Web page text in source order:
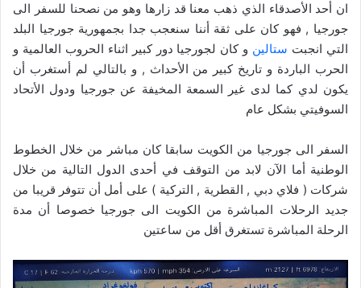
ان أحد الأصدقاء الذي ذهب معنا قد زارها وهو من نصحنا للسفر الى
جورجيا , فهو كان على ثقة أننا سنعجب جدا بجمهورية جورجيا البلد
التي انجبت ستالين و كان لجورجيا دور كبير اثناء الحروب العالمية و
الحرب الباردة و تاريخ كبير من الأحداث , و بالتالي لم أستغرب أن
يكون لدي كما لدى غير السمعة المخيفة عن جورجيا ودول الأتحاد
السوفيتي بشكل عام
السفر الى جورجيا من الكويت سابقا كان مباشر من خلال الخطوط
الوطنية أما الآن لابد من التوقف في أحدى الدول التالية من خلال
شركات ( فلاي دبي , القطرية , التركية ) على أمل أن تتوفر قريبا من
جديد الرحلات المباشرة من الكويت الى جورجيا خصوصا أن مدة
الرحلة المباشرة تستغرق أقل من ساعتين